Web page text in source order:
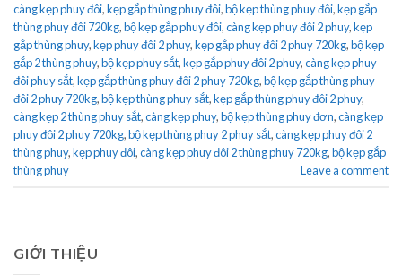
càng kẹp phuy đôi,kẹp gắp thùng phuy đôi,bộ kẹp thùng phuy đôi,kẹp gắp
thùng phuy đôi 720kg,bộ kẹp gắp phuy đôi,càng kẹp phuy đôi 2 phuy,kẹp
gắp thùng phuy,kẹp phuy đôi 2 phuy,kẹp gắp phuy đôi 2 phuy 720kg,bộ kẹp
gắp 2 thùng phuy,bộ kẹp phuy sắt,kẹp gắp phuy đôi 2 phuy,càng kẹp phuy
đôi phuy sắt,kẹp gắp thùng phuy đôi 2 phuy 720kg,bộ kẹp gắp thùng phuy
đôi 2 phuy 720kg,bộ kẹp thùng phuy sắt,kẹp gắp thùng phuy đôi 2 phuy,
càng kẹp 2 thùng phuy sắt,càng kẹp phuy,bộ kẹp thùng phuy đơn,càng kẹp
phuy đôi 2 phuy 720kg,bộ kẹp thùng phuy 2 phuy sắt,càng kẹp phuy đôi 2
thùng phuy,kẹp phuy đôi,càng kẹp phuy đôi 2 thùng phuy 720kg,bộ kẹp gắp
thùng phuy
Leave a comment
GIỚI THIỆU